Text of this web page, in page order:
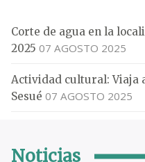
Corte de agua en la
2025 07 AGOSTO 2025
Actividad cultural: Viaja
Sesué 07 AGOSTO 2025
Noticias